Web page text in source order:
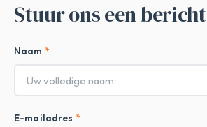
Stuur ons een bericht
Naam *
E-mailadres *